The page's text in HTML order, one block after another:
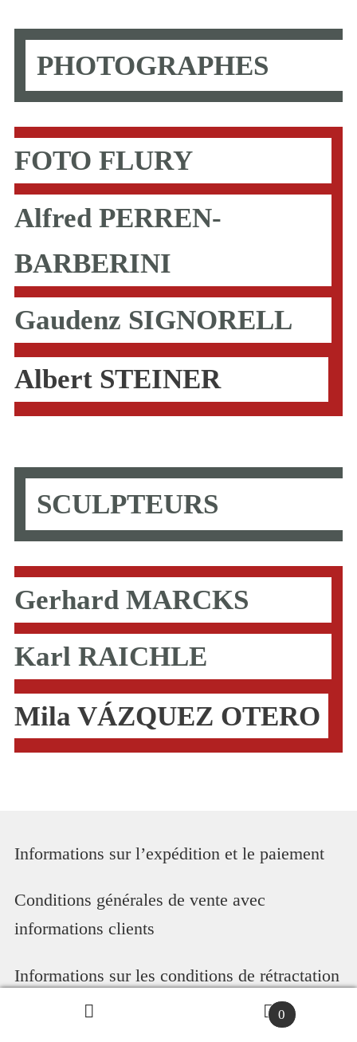
PHOTOGRAPHES
FOTO FLURY
Alfred PERREN-
BARBERINI
Gaudenz SIGNORELL
Albert STEINER
SCULPTEURS
Gerhard MARCKS
Karl RAICHLE
Mila VÁZQUEZ OTERO
Informations sur l’expédition et le paiement
Conditions générales de vente avec
informations clients
Informations sur les conditions de rétractation
& formulaire de rétractation
0